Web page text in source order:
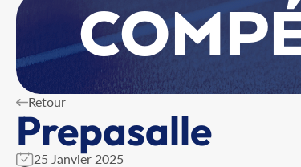
Retour
Prepasalle
25 Janvier 2025